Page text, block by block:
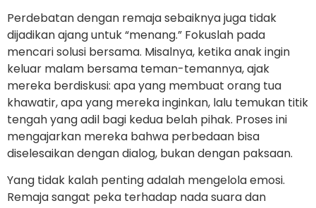
Perdebatan dengan remaja sebaiknya juga tidak
dijadikan ajang untuk “menang.” Fokuslah pada
mencari solusi bersama. Misalnya, ketika anak ingin
keluar malam bersama teman-temannya, ajak
mereka berdiskusi: apa yang membuat orang tua
khawatir, apa yang mereka inginkan, lalu temukan titik
tengah yang adil bagi kedua belah pihak. Proses ini
mengajarkan mereka bahwa perbedaan bisa
diselesaikan dengan dialog, bukan dengan paksaan.
Yang tidak kalah penting adalah mengelola emosi.
Remaja sangat peka terhadap nada suara dan